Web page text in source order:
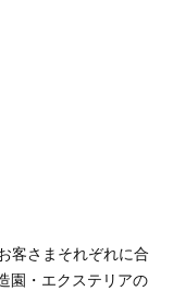
客さまそれぞれに合
園・エクステリアの